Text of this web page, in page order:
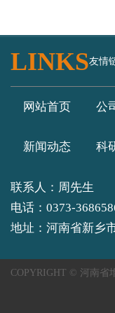
LINKS友
网站首页 公
新闻动态 科
联系人：周先生
电话：0373-
地址：河南省新乡
COPYRIGHT © 河南